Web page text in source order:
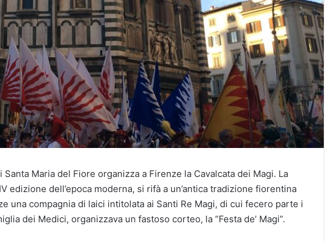
Santa Maria del Fiore organizza a Firenze la Cavalcata dei Magi. La
edizione dell’epoca moderna, si rifà a un’antica tradizione fiorentina
una compagnia di laici intitolata ai Santi Re Magi, di cui fecero parte i
dei Medici, organizzava un fastoso corteo, la “Festa de’ Magi”.